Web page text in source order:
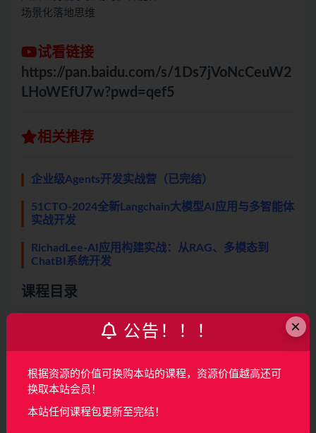
场景化落地思维
试看链接
https://pan.baidu.com/s/1Ds7jVoNcCeuW2
LHoWEfU7w?pwd=qef5
相关推荐
企业级Agents开发实战营（已完结）
51CTO-2024全新Langchain大模型AI应用与多智能体
实战开发
RichadLee-AI应用构建实战：从RAG、多模态到
ChatBI系统开发
课程目录
第1周 AI 智能体价值解码与项目蓝图绘制
视频：1-1 第1章 多智能体开发特训营–课程概述及学习安
排
视频：1-2 第2章 学面通AI如何让学习面试效率翻倍
视频：1-3 第3章 【学面通AI】多模态多智能体项目需求拆
×
公告！！！
根据资源的价值可换购本站的课程，资源价值越高还可
换取本站会员！
本站任何课程包更新至完结！